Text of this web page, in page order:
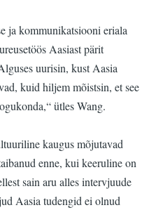
ja kommunikatsiooni eriala
Aasiast pärit
uurisin, kust Aasia
kuid hiljem mõistsin, et see
ütles Wang.
kaugus mõjutavad
enne, kui keeruline on
sain aru alles intervjuude
Aasia tudengid ei olnud